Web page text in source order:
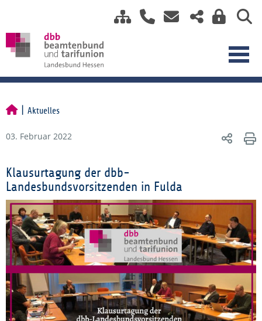
Aktuelles
03. Februar 2022
Klausurtagung der dbb-
Landesbundsvorsitzenden in Fulda